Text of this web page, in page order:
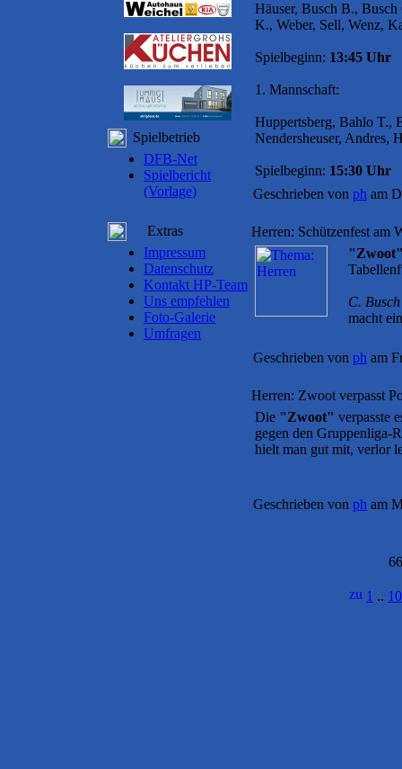
Spielbetrieb
DFB-Net
Spielbericht
(Vorlage)
Extras
Impressum
Datenschutz
Kontakt HP-Team
Uns empfehlen
Foto-Galerie
Umfragen
Häuser, Busch B.,
K., Weber, Sell, Wenz,
Spielbeginn: 13:45 Uhr
1. Mannschaft:
Huppertsberg, Bahlo T.,
Nendersheuser, Andres,
Spielbeginn: 15:30 Uhr
Geschrieben von ph am
Herren: Schützenfest am
C. Busch
macht
Geschrieben von ph am
Herren: Zwoot verpasst
Die "Zwoot" verpasste
gegen den Gruppenliga-
hielt man gut mit, verlor
Geschrieben von ph am
1 ..